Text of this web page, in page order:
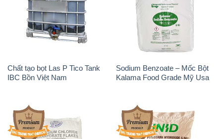
Chất tạo bọt Las P Tico Tank
IBC Bồn Việt Nam
Sodium Benzoate – Mốc Bột
Kalama Food Grade Mỹ Usa